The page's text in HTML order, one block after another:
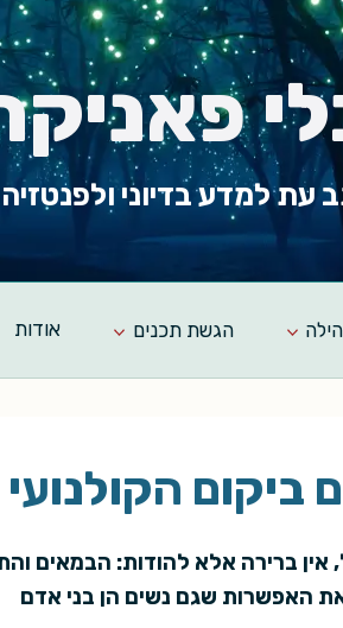
עת למדע בדיוני ולפנטזיה
הגשת תכנים אודות
ביקום
אין ברירה אלא להודות: הבמאים
האפשרות שגם נשים הן בני אדם